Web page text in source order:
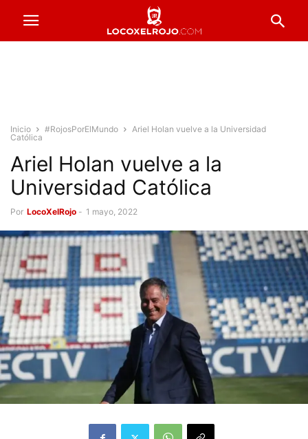
Inicio #RojosPorElMundo
Ariel Holan vuelve a la Universidad
Católica
Ariel Holan vuelve a la
Universidad Católica
Por LocoXelRojo - 1 mayo, 2022